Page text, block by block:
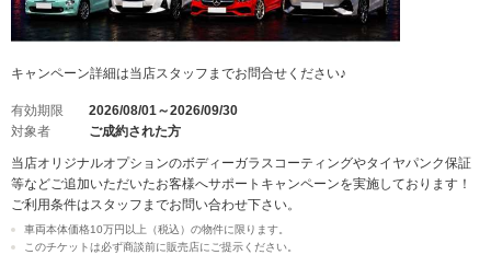
キャンペーン詳細は当店スタッフまでお問合せください♪
有効期限
2026/08/01～2026/09/30
対象者
ご成約された方
当店オリジナルオプションのボディーガラスコーティングやタイヤパンク保証
等などご追加いただいたお客様へサポートキャンペーンを実施しております！
ご利用条件はスタッフまでお問い合わせ下さい。
車両本体価格10万円以上（税込）の物件に限ります。
このチケットは必ず商談前に販売店にご提示ください。